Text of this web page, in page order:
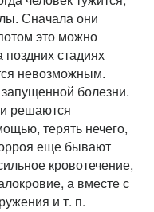
Сначала они
это можно
поздних стадиях
невозможным.
болезни.
решаются
терять нечего,
еще бывают
кровотечение,
а вместе с
и т. п.